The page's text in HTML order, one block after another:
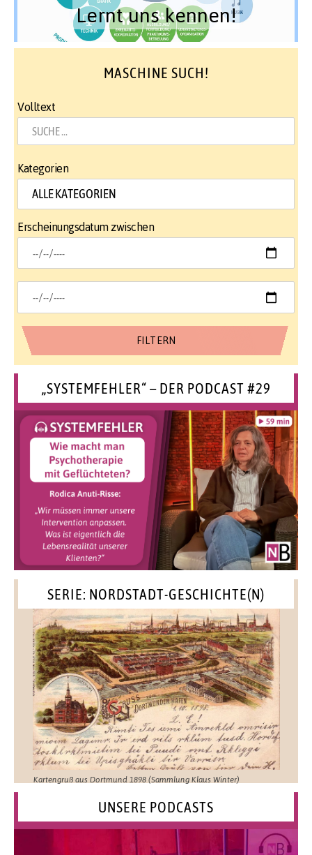
Lernt uns kennen!
MASCHINE SUCH!
Volltext
Kategorien
Erscheinungsdatum zwischen
„SYSTEMFEHLER“ – DER PODCAST #29
SERIE: NORDSTADT-GESCHICHTE(N)
Kartengruß aus Dortmund 1898 (Sammlung Klaus Winter)
UNSERE PODCASTS